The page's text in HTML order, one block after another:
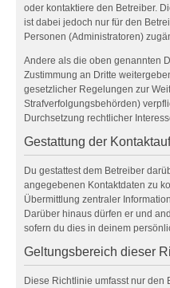
oder kontaktiere den Betreiber.
ist dabei jedoch nur für den
Personen (Administratoren)
Andere als die oben genannten
Zustimmung an Dritte
gesetzlicher Regelungen zur
Strafverfolgungsbehörden)
Durchsetzung rechtlicher
Gestattung der
Du gestattest dem Betreiber
angegebenen Kontaktdaten zu
Übermittlung zentraler
Darüber hinaus dürfen er und
sofern du dies in deinem
Geltungsbereich dieser
Diese Richtlinie umfasst nur den